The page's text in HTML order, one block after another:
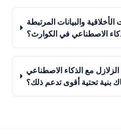
الأخلاقية والبيانات المرتبطة
الاصطناعي في الكوارث؟
مع الذكاء الاصطناعي
بنية تحتية أقوى تدعم ذلك؟